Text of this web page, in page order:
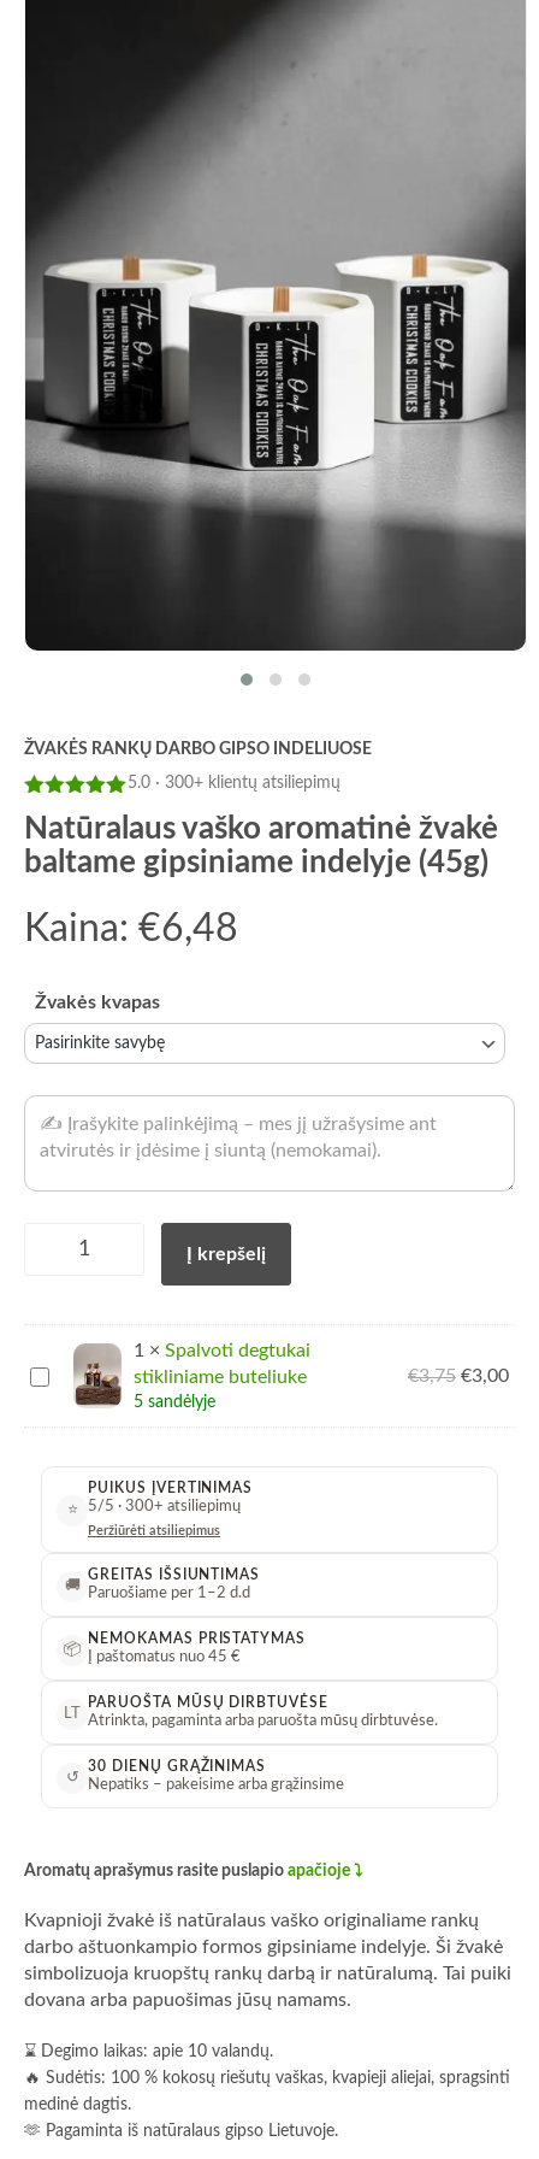
ŽVAKĖS RANKŲ DARBO GIPSO INDELIUOSE
Įvertinimas:
5iš 5
5.0 · 300+ klientų atsiliepimų
Natūralaus vaško aromatinė žvakė
baltame gipsiniame indelyje (45g)
Kaina: €6,48
Žvakės kvapas
Natūralaus
baltame
gipsiniame
indelyje
Į krepšelį
Spalvoti
degtukai
stikliniame
1 × Spalvoti degtukai
stikliniame buteliuke
5 sandėlyje
€3,75 Pradinė
buvo:
€3,00
yra:
⭐
PUIKUS ĮVERTINIMAS
5/5 · 300+ atsiliepimų
Peržiūrėti atsiliepimus
🚚
GREITAS IŠSIUNTIMAS
Paruošiame per 1–2 d.d
📦
NEMOKAMAS PRISTATYMAS
Į paštomatus nuo 45 €
PARUOŠTA MŪSŲ DIRBTUVĖSE
Atrinkta, pagaminta arba paruošta mūsų dirbtuvėse.
↺
30 DIENŲ GRĄŽINIMAS
Nepatiks – pakeisime arba grąžinsime
Aromatų aprašymus rasite puslapio apačioje ⤵️
Kvapnioji žvakė iš natūralaus vaško originaliame rankų
darbo aštuonkampio formos gipsiniame indelyje. Ši žvakė
simbolizuoja kruopštų rankų darbą ir natūralumą. Tai puiki
dovana arba papuošimas jūsų namams.
⌛ Degimo laikas: apie 10 valandų.
🔥 Sudėtis: 100 % kokosų riešutų vaškas, kvapieji aliejai, spragsinti
medinė dagtis.
🫶 Pagaminta iš natūralaus gipso Lietuvoje.